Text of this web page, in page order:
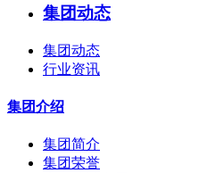
集团动态
集团动态
行业资讯
集团介绍
集团简介
集团荣誉